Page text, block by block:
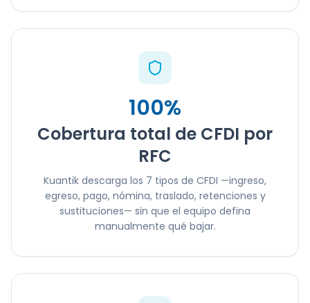
100%
Cobertura total de CFDI por
RFC
Kuantik descarga los 7 tipos de CFDI —ingreso,
egreso, pago, nómina, traslado, retenciones y
sustituciones— sin que el equipo defina
manualmente qué bajar.